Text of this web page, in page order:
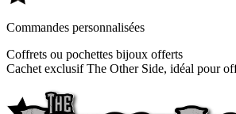
Commandes personnalisées
Coffrets ou pochettes bijoux offerts
Cachet exclusif The Other Side, idéal pour